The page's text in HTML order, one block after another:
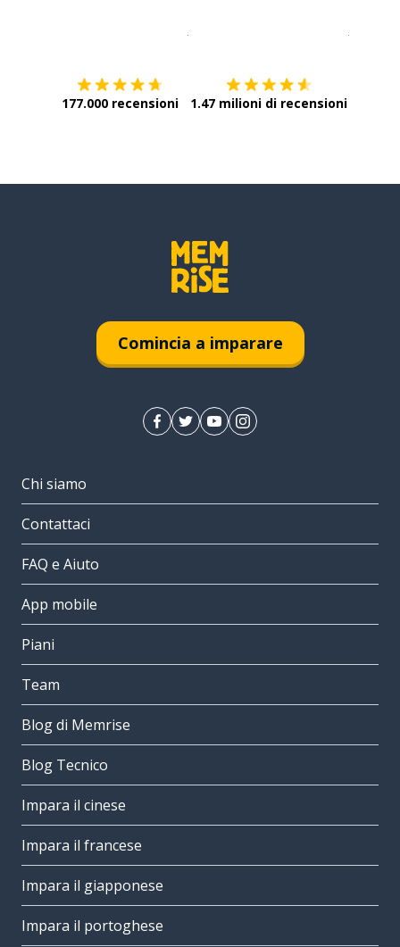
177.000 recensioni 1.47 milioni di recensioni
Comincia a imparare
Chi siamo
Contattaci
FAQ e Aiuto
App mobile
Piani
Team
Blog di Memrise
Blog Tecnico
Impara il cinese
Impara il francese
Impara il giapponese
Impara il portoghese